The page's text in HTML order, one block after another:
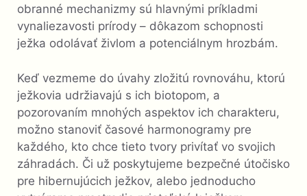
obranné mechanizmy sú hlavnými príkladmi
vynaliezavosti prírody – dôkazom schopnosti
ježka odolávať živlom a potenciálnym hrozbám.
Keď vezmeme do úvahy zložitú rovnováhu, ktorú
ježkovia udržiavajú s ich biotopom, a
pozorovaním mnohých aspektov ich charakteru,
možno stanoviť časové harmonogramy pre
každého, kto chce tieto tvory privítať vo svojich
záhradách. Či už poskytujeme bezpečné útočisko
pre hibernujúcich ježkov, alebo jednoducho